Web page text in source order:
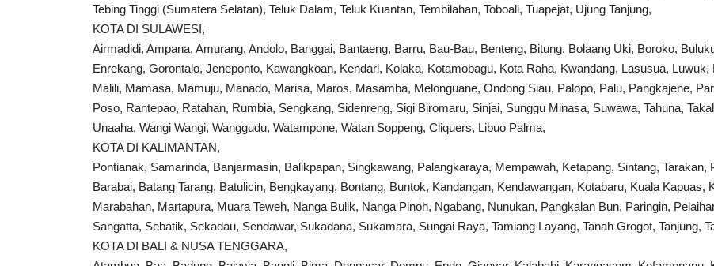
Tebing Tinggi (Sumatera Selatan), Teluk Dalam, Teluk Kuantan, Tembilahan, Toboali, Tuapejat, Ujung Tanjung,
KOTA DI SULAWESI,
Airmadidi, Ampana, Amurang, Andolo, Banggai, Bantaeng, Barru, Bau-Bau, Benteng, Bitung, Bolaang Uki, Boroko,
Enrekang, Gorontalo, Jeneponto, Kawangkoan, Kendari, Kolaka, Kotamobagu, Kota Raha, Kwandang, Lasusua,
Malili, Mamasa, Mamuju, Manado, Marisa, Maros, Masamba, Melonguane, Ondong Siau, Palopo, Palu, Pangkajene,
Poso, Rantepao, Ratahan, Rumbia, Sengkang, Sidenreng, Sigi Biromaru, Sinjai, Sunggu Minasa, Suwawa, Tahuna,
Unaaha, Wangi Wangi, Wanggudu, Watampone, Watan Soppeng, Cliquers, Libuo Palma,
KOTA DI KALIMANTAN,
Pontianak, Samarinda, Banjarmasin, Balikpapan, Singkawang, Palangkaraya, Mempawah, Ketapang, Sintang,
Barabai, Batang Tarang, Batulicin, Bengkayang, Bontang, Buntok, Kandangan, Kendawangan, Kotabaru, Kuala Kapuas,
Marabahan, Martapura, Muara Teweh, Nanga Bulik, Nanga Pinoh, Ngabang, Nunukan, Pangkalan Bun, Paringin,
Sangatta, Sebatik, Sekadau, Sendawar, Sukadana, Sukamara, Sungai Raya, Tamiang Layang, Tanah Grogot, Tanjung,
KOTA DI BALI & NUSA TENGGARA,